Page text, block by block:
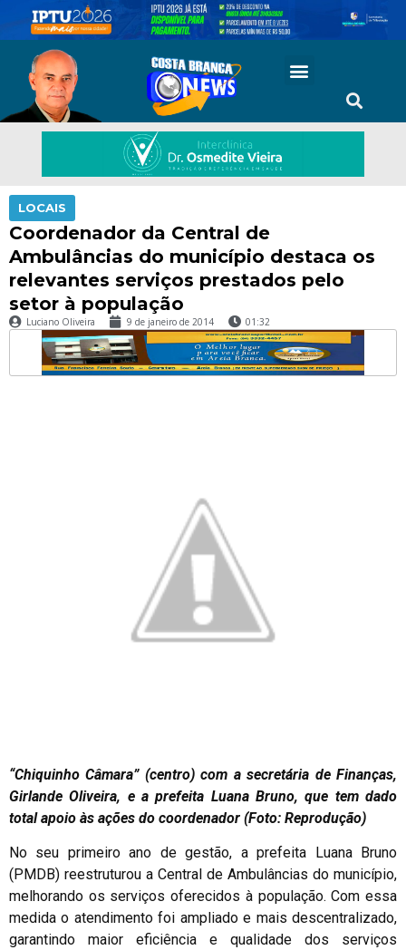
LOCAIS
Coordenador da Central de
Ambulâncias do município destaca os
relevantes serviços prestados pelo
setor à população
Luciano Oliveira 9 de janeiro de 2014 01:32
“Chiquinho Câmara” (centro) com a secretária de Finanças,
Girlande Oliveira, e a prefeita Luana Bruno, que tem dado
total apoio às ações do coordenador (Foto: Reprodução)
No seu primeiro ano de gestão, a prefeita Luana Bruno
(PMDB) reestruturou a Central de Ambulâncias do município,
melhorando os serviços oferecidos à população. Com essa
medida o atendimento foi ampliado e mais descentralizado,
garantindo maior eficiência e qualidade dos serviços